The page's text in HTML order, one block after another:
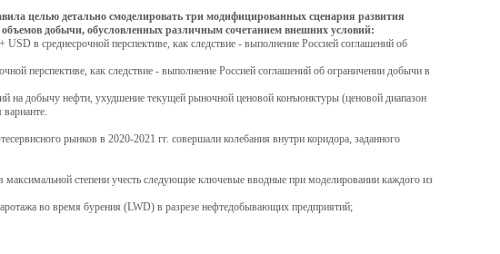
целью детально смоделировать три модифицированных сценария развития
объемов добычи, обусловленных различным сочетанием внешних условий:
в среднесрочной перспективе, как следствие - выполнение Россией соглашений об
перспективе, как следствие - выполнение Россией соглашений об ограничении добычи в
на добычу нефти, ухудшение текущей рыночной ценовой конъюнктуры (ценовой диапазон
рынков в 2020-2021 гг. совершали колебания внутри коридора, заданного
максимальной степени учесть следующие ключевые вводные при моделировании каждого из
во время бурения (LWD) в разрезе нефтедобывающих предприятий;